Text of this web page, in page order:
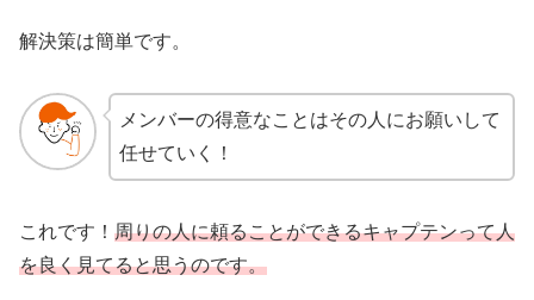
解決策は簡単です。
メンバーの得意なことはその人にお願いして
任せていく！
これです！ 周りの人に頼ることができるキャプテンって人
を良く見てると思うのです。